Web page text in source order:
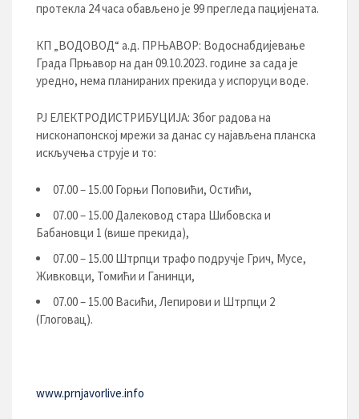
протекла 24 часа обављено је 99 прегледа пацијената.
КП „ВОДОВОД“ а.д. ПРЊАВОР: Водоснабдијевање
Града Прњавор на дан 09.10.2023. године за сада је
уредно, нема планираних прекида у испоруци воде.
РЈ ЕЛЕКТРОДИСТРИБУЦИЈA: Због радова на
нисконапонској мрежи за данас су најављена планска
искључења струје и то:
07.00 – 15.00 Горњи Поповићи, Остићи,
07.00 – 15.00 Далековод стара Шибовска и
Бабановци 1 (више прекида),
07.00 – 15.00 Штрпци трафо подручје Грич, Мусе,
Живковци, Томићи и Ганинци,
07.00 – 15.00 Васићи, Лепирови и Штрпци 2
(Глоговац).
www.prnjavorlive.info